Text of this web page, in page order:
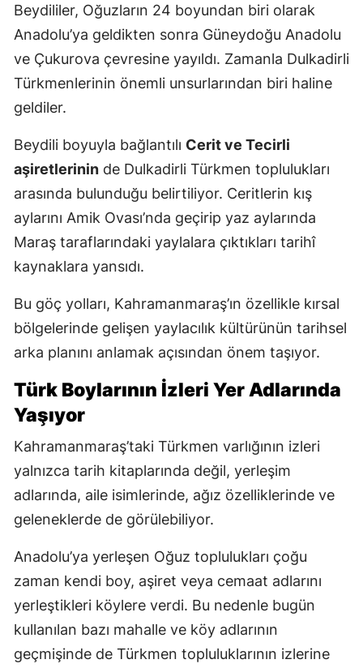
Beydililer, Oğuzların 24 boyundan biri olarak
Anadolu’ya geldikten sonra Güneydoğu Anadolu
ve Çukurova çevresine yayıldı. Zamanla Dulkadirli
Türkmenlerinin önemli unsurlarından biri haline
geldiler.
Beydili boyuyla bağlantılı Cerit ve Tecirli
aşiretlerinin de Dulkadirli Türkmen toplulukları
arasında bulunduğu belirtiliyor. Ceritlerin kış
aylarını Amik Ovası’nda geçirip yaz aylarında
Maraş taraflarındaki yaylalara çıktıkları tarihî
kaynaklara yansıdı.
Bu göç yolları, Kahramanmaraş’ın özellikle kırsal
bölgelerinde gelişen yaylacılık kültürünün tarihsel
arka planını anlamak açısından önem taşıyor.
Türk Boylarının İzleri Yer Adlarında
Yaşıyor
Kahramanmaraş’taki Türkmen varlığının izleri
yalnızca tarih kitaplarında değil, yerleşim
adlarında, aile isimlerinde, ağız özelliklerinde ve
geleneklerde de görülebiliyor.
Anadolu’ya yerleşen Oğuz toplulukları çoğu
zaman kendi boy, aşiret veya cemaat adlarını
yerleştikleri köylere verdi. Bu nedenle bugün
kullanılan bazı mahalle ve köy adlarının
geçmişinde de Türkmen topluluklarının izlerine